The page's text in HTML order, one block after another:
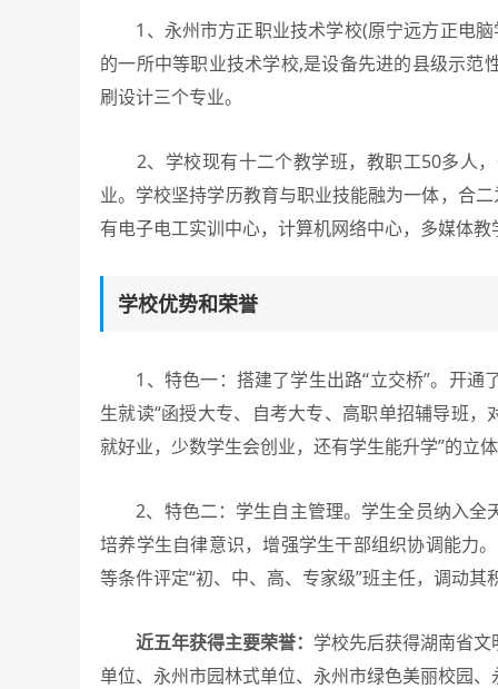
1、永州市方正职业技术学校(原宁远方正电脑
的一所中等职业技术学校,是设备先进的县级示
刷设计三个专业。
2、学校现有十二个教学班，教职工50多人，
业。学校坚持学历教育与职业技能融为一体，合
有电子电工实训中心，计算机网络中心，多媒体
学校优势和荣誉
1、特色一：搭建了学生出路“立交桥”。开通
生就读“函授大专、自考大专、高职单招辅导班
就好业，少数学生会创业，还有学生能升学”的立
2、特色二：学生自主管理。学生全员纳入全
培养学生自律意识，增强学生干部组织协调能力
等条件评定“初、中、高、专家级”班主任，调动
近五年获得主要荣誉： 学校先后获得湖南省
单位、永州市园林式单位、永州市绿色美丽校园